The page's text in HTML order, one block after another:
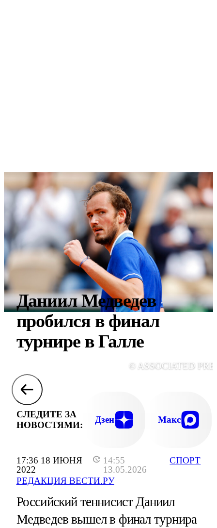
17:36 18 ИЮНЯ
2022
14:55
13.05.2026
РЕДАКЦИЯ ВЕСТИ.РУ
СПОРТ
Даниил Медведев
пробился в финал
турнире в Галле
© ASSOCIATED
СЛЕДИТЕ ЗА
НОВОСТЯМИ:
Дзен Макс
Российский теннисист Даниил
Медведев вышел в финал турнира